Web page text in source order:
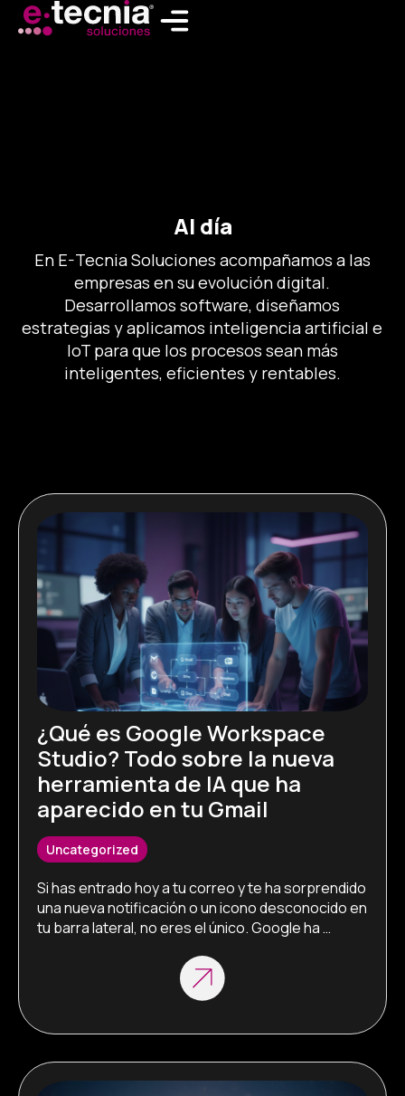
Al día
En E-Tecnia Soluciones acompañamos a las
empresas en su evolución digital.
Desarrollamos software, diseñamos
estrategias y aplicamos inteligencia artificial e
IoT para que los procesos sean más
inteligentes, eficientes y rentables.
¿Qué es Google Workspace
Studio? Todo sobre la nueva
herramienta de IA que ha
aparecido en tu Gmail
Uncategorized
Si has entrado hoy a tu correo y te ha sorprendido
una nueva notificación o un icono desconocido en
tu barra lateral, no eres el único. Google ha
nueva gran apuesta: Google Workspace Studio.
Pero, ¿qué es exactamente esa URL
studio.workspace.google.com y por qué debería
importarte? Aquí te explicamos todo […]
Página